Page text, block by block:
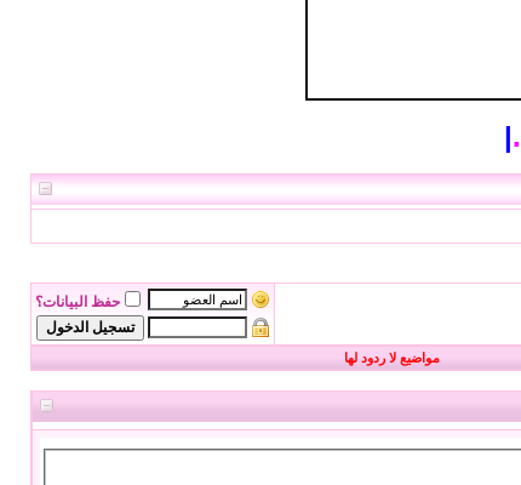
.
|
حفظ البيانات؟
مواضيع لا ردود لها